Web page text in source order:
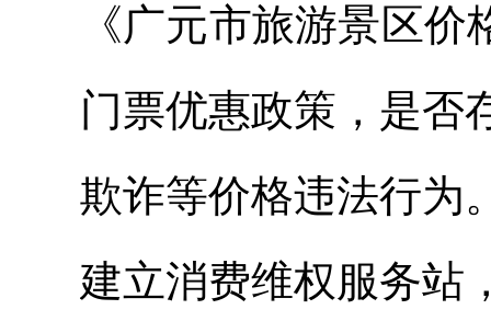
《广元市旅游景区
门票优惠政策，是否
欺诈等价格违法行为
建立消费维权服务站